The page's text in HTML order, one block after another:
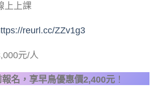
上上課
reurl.cc/ZZv1g3
元/人
名，享早鳥優惠價2,400元！